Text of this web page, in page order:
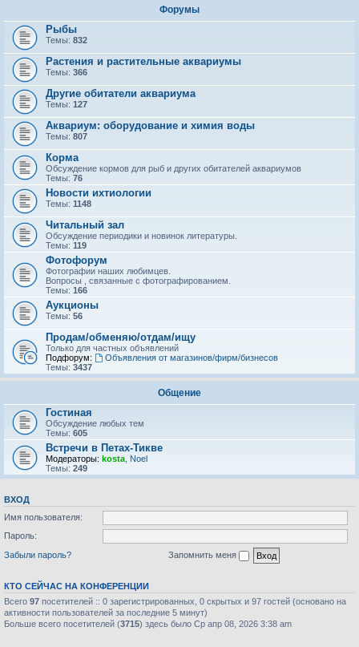
Форумы
Рыбы
Темы: 832
Растения и растительные аквариумы
Темы: 366
Другие обитатели аквариума
Темы: 127
Аквариум: оборудование и химия воды
Темы: 807
Корма
Обсуждение кормов для рыб и других обитателей аквариумов
Темы: 76
Новости ихтиологии
Темы: 1148
Читальный зал
Обсуждение периодики и новинок литературы.
Темы: 119
Фотофорум
Фотографии наших любимцев.
Вопросы , связанные с фотографированием.
Темы: 166
Аукционы
Темы: 56
Продам/обменяю/отдам/ищу
Только для частных объявлений
Подфорум:
Объявления от магазинов/фирм/бизнесов
Темы: 3437
Общение
Гостиная
Обсуждение любых тем
Темы: 605
Встречи в Петах-Тикве
Модераторы: kosta Noel
Темы: 249
ВХОД
Имя пользователя:
Пароль:
Забыли пароль?
Запомнить меня
КТО СЕЙЧАС НА КОНФЕРЕНЦИИ
Всего 97 посетителей :: 0 зарегистрированных, 0 скрытых и 97 гостей (основано на
активности пользователей за последние 5 минут)
Больше всего посетителей (3715) здесь было Ср апр 08, 2026 3:38 am